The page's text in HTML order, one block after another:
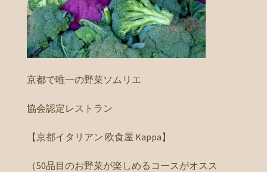
京都で唯一の野菜ソムリエ
協会認定レストラン
【京都イタリアン 欧食屋 Kappa】
（50品目のお野菜が楽しめるコースがオスス